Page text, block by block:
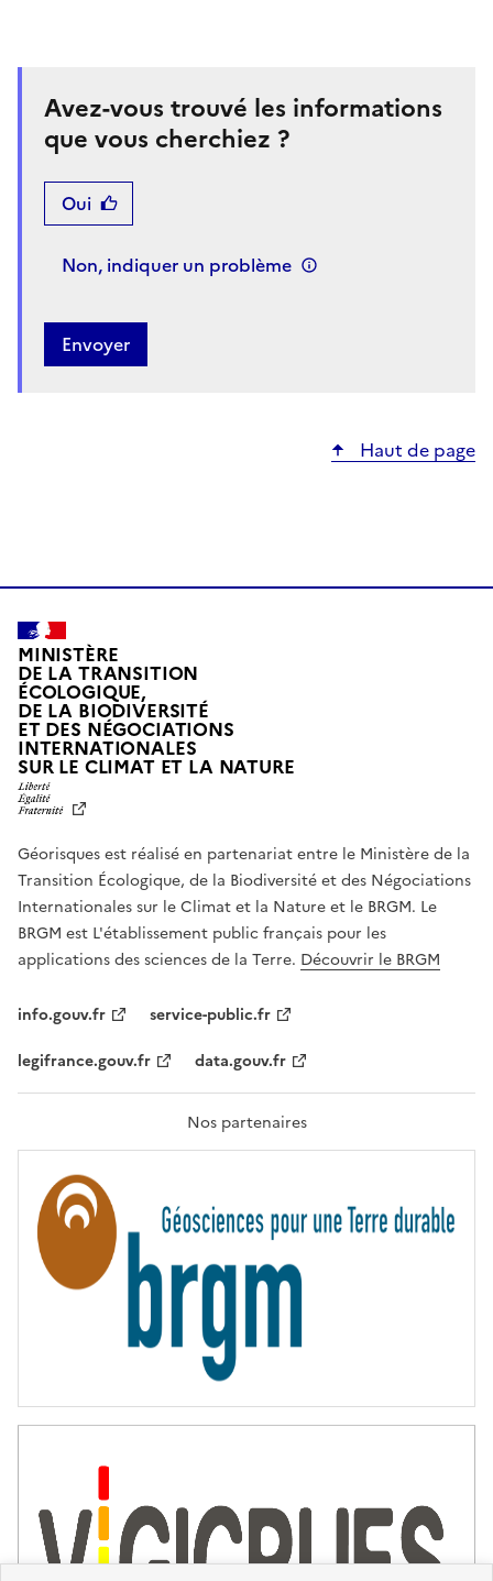
Avez-vous trouvé les informations
que vous cherchiez ?
Oui
Non, indiquer un problème
Haut de page
MINISTÈRE
DE LA TRANSITION
ÉCOLOGIQUE,
DE LA BIODIVERSITÉ
ET DES NÉGOCIATIONS
INTERNATIONALES
SUR LE CLIMAT ET LA NATUREL
T
É
,
É
G
A
L
F
A
T
R
T
É
Géorisques est réalisé en partenariat entre le Ministère de la
Transition Écologique, de la Biodiversité et des Négociations
Internationales sur le Climat et la Nature et le BRGM. Le
BRGM est L'établissement public français pour les
applications des sciences de la Terre. Découvrir le BRGM
info.gouv.fr
service-public.fr
legifrance.gouv.fr
data.gouv.fr
Nos partenaires